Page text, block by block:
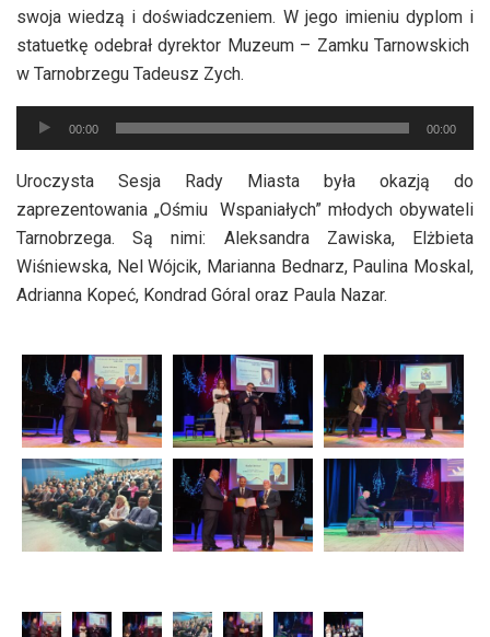
swoja wiedzą i doświadczeniem. W jego imieniu dyplom i
statuetkę odebrał dyrektor Muzeum – Zamku Tarnowskich
w Tarnobrzegu Tadeusz Zych.
Odtwarzacz
plików
dźwiękowych
00:00 00:00
Uroczysta Sesja Rady Miasta była okazją do
zaprezentowania „Ośmiu Wspaniałych” młodych obywateli
Tarnobrzega. Są nimi: Aleksandra Zawiska, Elżbieta
Wiśniewska, Nel Wójcik, Marianna Bednarz, Paulina Moskal,
Adrianna Kopeć, Kondrad Góral oraz Paula Nazar.